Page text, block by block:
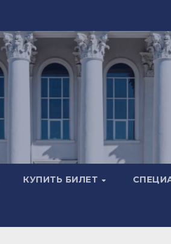
КУПИТЬ БИЛЕТ